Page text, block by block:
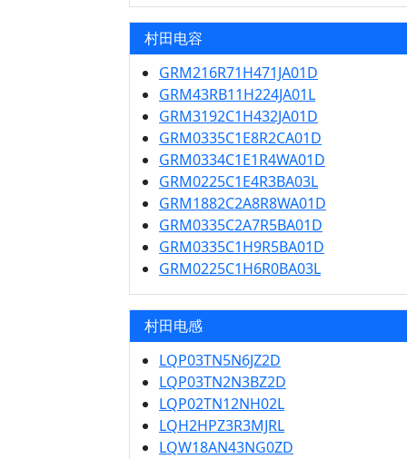
村田电容
GRM216R71H471JA01D
GRM43RB11H224JA01L
GRM3192C1H432JA01D
GRM0335C1E8R2CA01D
GRM0334C1E1R4WA01D
GRM0225C1E4R3BA03L
GRM1882C2A8R8WA01D
GRM0335C2A7R5BA01D
GRM0335C1H9R5BA01D
GRM0225C1H6R0BA03L
村田电感
LQP03TN5N6JZ2D
LQP03TN2N3BZ2D
LQP02TN12NH02L
LQH2HPZ3R3MJRL
LQW18AN43NG0ZD